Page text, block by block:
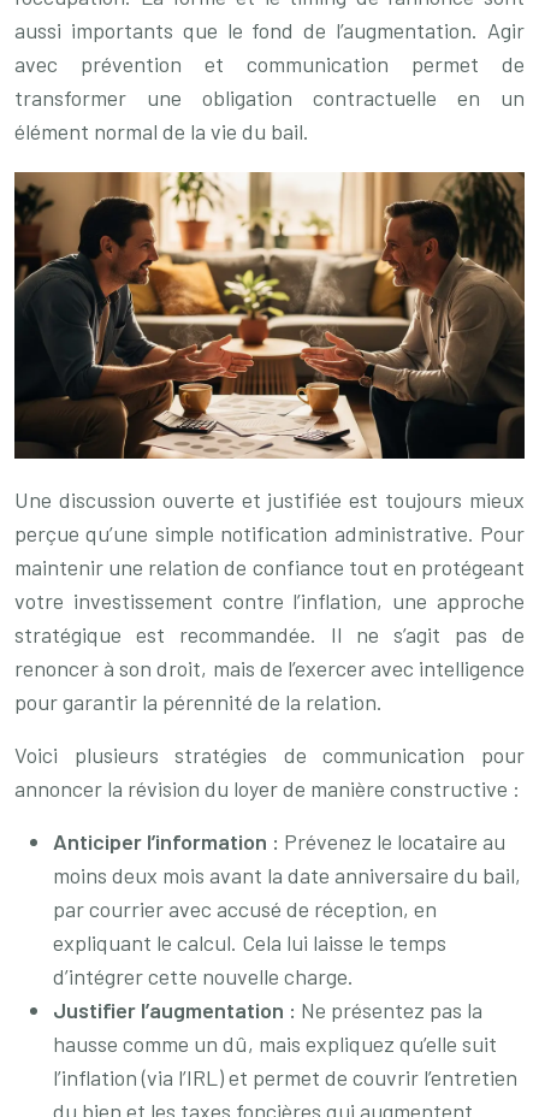
aussi importants que le fond de l’augmentation. Agir
avec prévention et communication permet de
transformer une obligation contractuelle en un
élément normal de la vie du bail.
Une discussion ouverte et justifiée est toujours mieux
perçue qu’une simple notification administrative. Pour
maintenir une relation de confiance tout en protégeant
votre investissement contre l’inflation, une approche
stratégique est recommandée. Il ne s’agit pas de
renoncer à son droit, mais de l’exercer avec intelligence
pour garantir la pérennité de la relation.
Voici plusieurs stratégies de communication pour
annoncer la révision du loyer de manière constructive :
Anticiper l’information : Prévenez le locataire au
moins deux mois avant la date anniversaire du bail,
par courrier avec accusé de réception, en
expliquant le calcul. Cela lui laisse le temps
d’intégrer cette nouvelle charge.
Justifier l’augmentation : Ne présentez pas la
hausse comme un dû, mais expliquez qu’elle suit
l’inflation (via l’IRL) et permet de couvrir l’entretien
du bien et les taxes foncières qui augmentent